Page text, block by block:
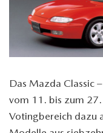
Das Mazda Classic
vom 11. bis zum
Votingbereich dazu